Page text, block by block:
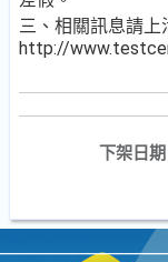
三、相關訊息請上
http://
下架日期